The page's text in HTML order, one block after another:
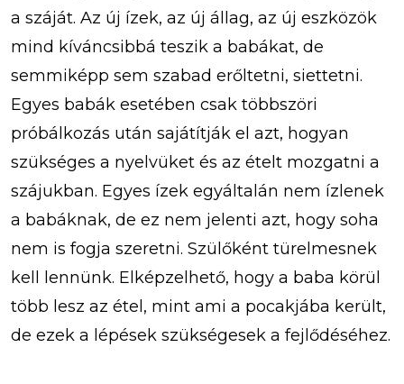
a száját. Az új ízek, az új állag, az új eszközök
mind kíváncsibbá teszik a babákat, de
semmiképp sem szabad erőltetni, siettetni.
Egyes babák esetében csak többszöri
próbálkozás után sajátítják el azt, hogyan
szükséges a nyelvüket és az ételt mozgatni a
szájukban. Egyes ízek egyáltalán nem ízlenek
a babáknak, de ez nem jelenti azt, hogy soha
nem is fogja szeretni. Szülőként türelmesnek
kell lennünk. Elképzelhető, hogy a baba körül
több lesz az étel, mint ami a pocakjába került,
de ezek a lépések szükségesek a fejlődéséhez.